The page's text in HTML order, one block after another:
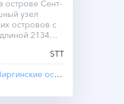
острове Сент-
узел
островов с
2134
STT
Американские Виргинские острова